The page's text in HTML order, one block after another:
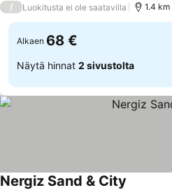
/ Luokitusta ei ole saatavilla 1.4
Alkaen 68 €
Näytä hinnat 2 sivustolta
Nergiz Sand & City